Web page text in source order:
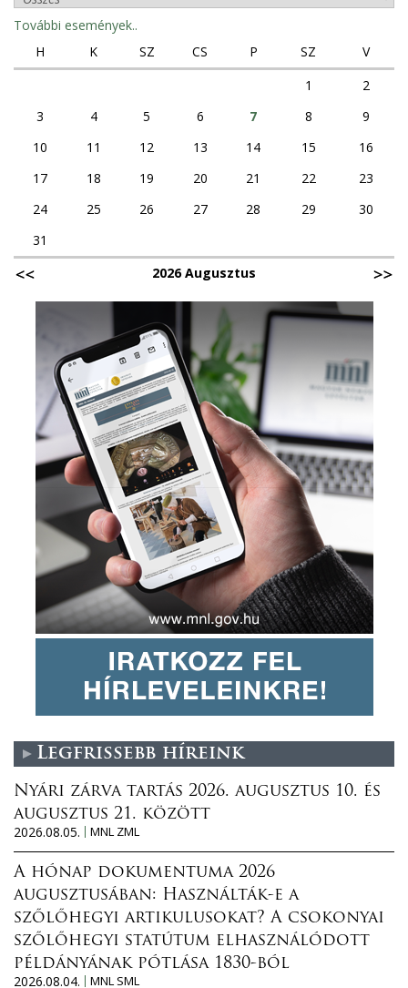
További események..
H
K SZ CS P SZ
V
1
2
3
4 5 6 7 8
9
10
11 12 13 14 15
16
17
18 19 20 21 22
23
24
25 26 27 28 29
30
31
2026 Augusztus
Legfrissebb híreink
Nyári zárva tartás 2026. augusztus 10. és
augusztus 21. között
2026.08.05.
MNL ZML
A hónap dokumentuma 2026
augusztusában: Használták-e a
szőlőhegyi artikulusokat? A csokonyai
szőlőhegyi statútum elhasználódott
példányának pótlása 1830-ból
2026.08.04.
MNL SML